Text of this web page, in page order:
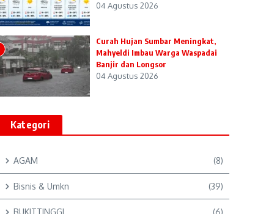
04 Agustus 2026
Curah Hujan Sumbar Meningkat,
Mahyeldi Imbau Warga Waspadai
Banjir dan Longsor
04 Agustus 2026
Kategori
AGAM (8)
Bisnis & Umkn (39)
BUKITTINGGI (6)